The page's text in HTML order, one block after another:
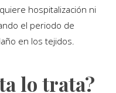
hospitalización ni
el periodo de
en los tejidos.
lo trata?